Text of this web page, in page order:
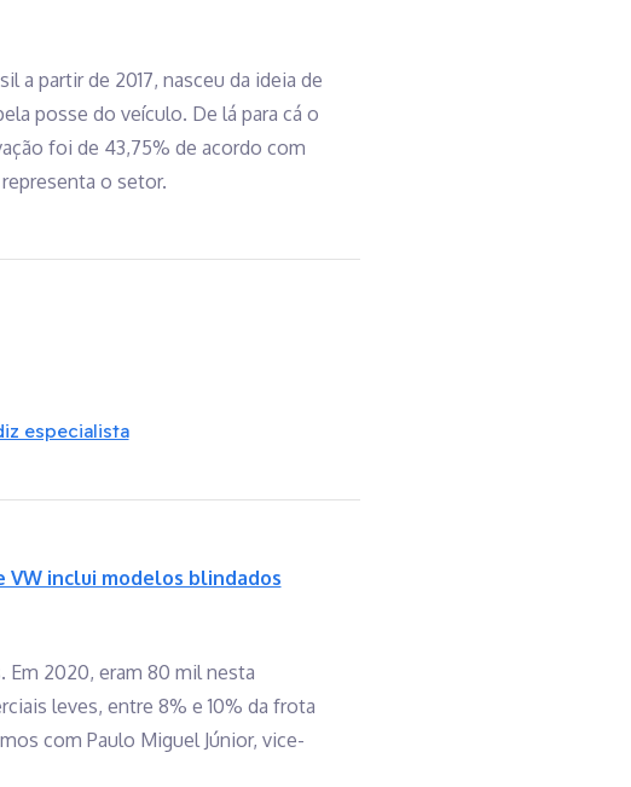
a partir de 2017, nasceu da ideia de
posse do veículo. De lá para cá o
foi de 43,75% de acordo com
o setor.
especialista
VW inclui modelos blindados
Em 2020, eram 80 mil nesta
leves, entre 8% e 10% da frota
com Paulo Miguel Júnior, vice-